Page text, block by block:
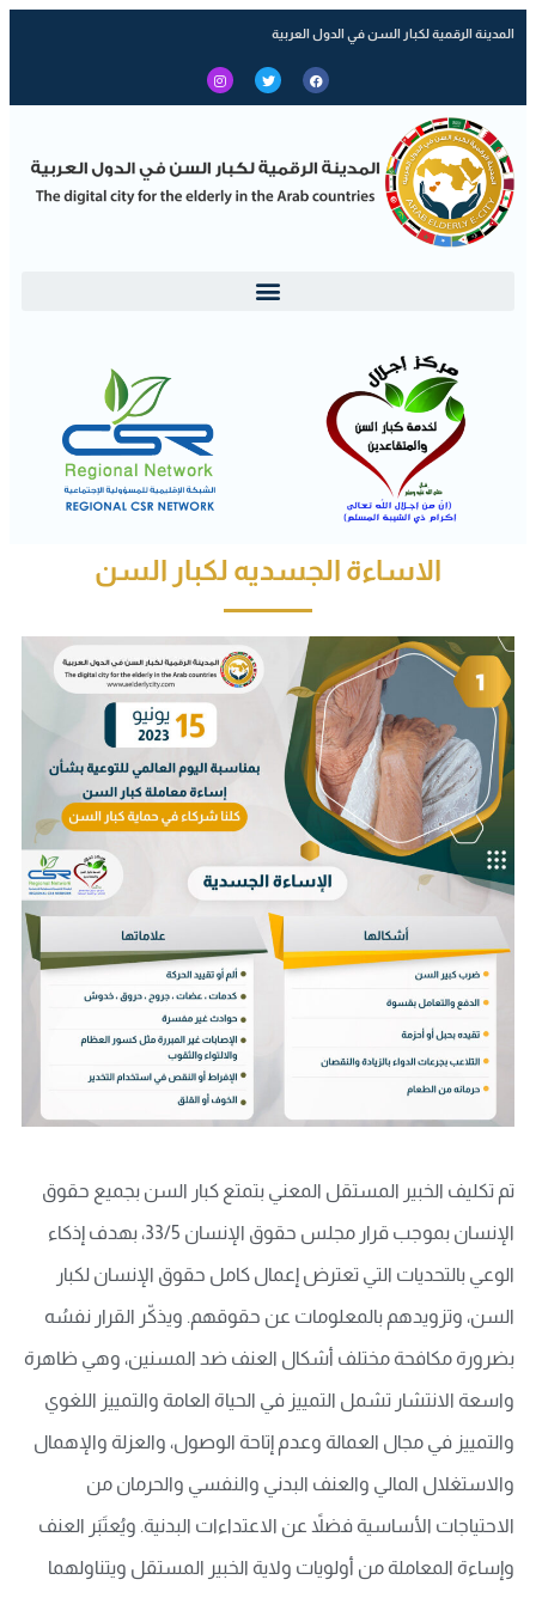
المدينة الرقمية لكبار السن في الدول العربية
الاساءة الجسديه لكبار السن
تم تكليف الخبير المستقل المعني بتمتع كبار السن بجميع حقوق
الإنسان بموجب قرار مجلس حقوق الإنسان 33/5، بهدف إذكاء
الوعي بالتحديات التي تعترض إعمال كامل حقوق الإنسان لكبار
السن، وتزويدهم بالمعلومات عن حقوقهم. ويذكّر القرار نفسُه
بضرورة مكافحة مختلف أشكال العنف ضد المسنين، وهي ظاهرة
واسعة الانتشار تشمل التمييز في الحياة العامة والتمييز اللغوي
والتمييز في مجال العمالة وعدم إتاحة الوصول، والعزلة والإهمال
والاستغلال المالي والعنف البدني والنفسي والحرمان من
الاحتياجات الأساسية فضلاً عن الاعتداءات البدنية. ويُعتَبَر العنف
وإساءة المعاملة من أولويات ولاية الخبير المستقل ويتناولهما